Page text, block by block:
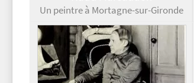
Un peintre à Mortagne-sur-Gironde